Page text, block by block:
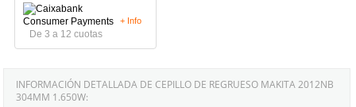
De 3 a 12 cuotas
+ Info
INFORMACIÓN DETALLADA DE CEPILLO DE REGRUESO MAKITA 2012NB
304MM 1.650W: